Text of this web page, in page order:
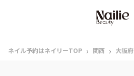
ネイル予約はネイリーTOP › 関西 › 大阪府